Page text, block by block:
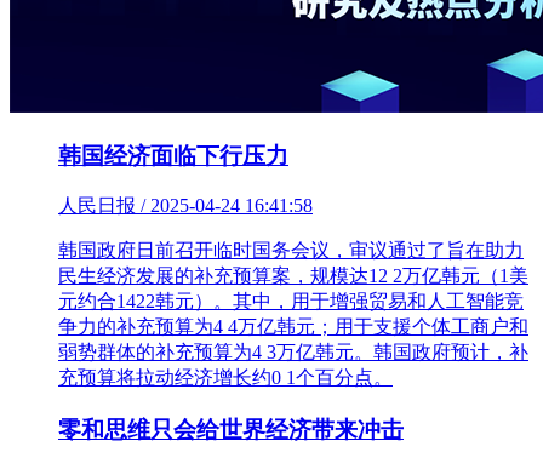
韩国经济面临下行压力
人民日报 / 2025-04-24 16:41:58
韩国政府日前召开临时国务会议，审议通过了旨在助力
民生经济发展的补充预算案，规模达12 2万亿韩元（1美
元约合1422韩元）。其中，用于增强贸易和人工智能竞
争力的补充预算为4 4万亿韩元；用于支援个体工商户和
弱势群体的补充预算为4 3万亿韩元。韩国政府预计，补
充预算将拉动经济增长约0 1个百分点。
零和思维只会给世界经济带来冲击